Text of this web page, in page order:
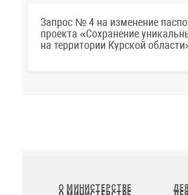
Запрос № 4 на изменение
проекта «Сохранение
на территории Курской